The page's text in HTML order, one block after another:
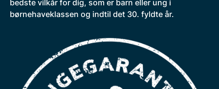
bedste vilkår for dig, som er barn eller ung i
børnehaveklassen og indtil det 30. fyldte år.